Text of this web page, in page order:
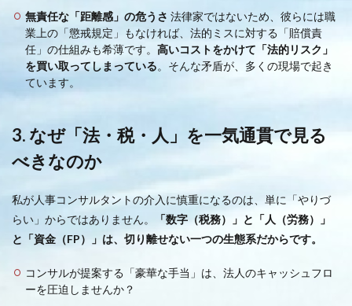
無責任な「距離感」の危うさ 法律家ではないため、彼らには職
業上の「懲戒規定」もなければ、法的ミスに対する「賠償責
任」の仕組みも希薄です。 高いコストをかけて「法的リスク」
を買い取ってしまっている。そんな矛盾が、多くの現場で起き
ています。
3. なぜ「法・税・人」を一気通貫で見る
べきなのか
私が人事コンサルタントの介入に慎重になるのは、単に「やりづ
らい」からではありません。
「数字（税務）」と「人（労務）」
と「資金（FP）」は、切り離せない一つの生態系だからです。
コンサルが提案する「豪華な手当」は、法人のキャッシュフロ
ーを圧迫しませんか？